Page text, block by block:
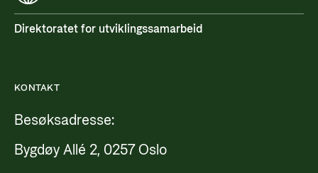
Direktoratet for utviklingssamarbeid
KONTAKT
Besøksadresse:
Bygdøy Allé 2, 0257 Oslo